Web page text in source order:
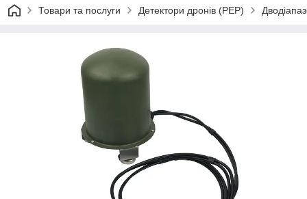
Товари та послуги Детектори дронів (РЕР)